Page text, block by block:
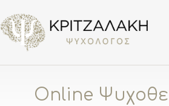
Online